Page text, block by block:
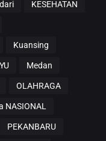
KESEHATAN
Kuansing
Medan
OLAHRAGA
NASIONAL
PEKANBARU